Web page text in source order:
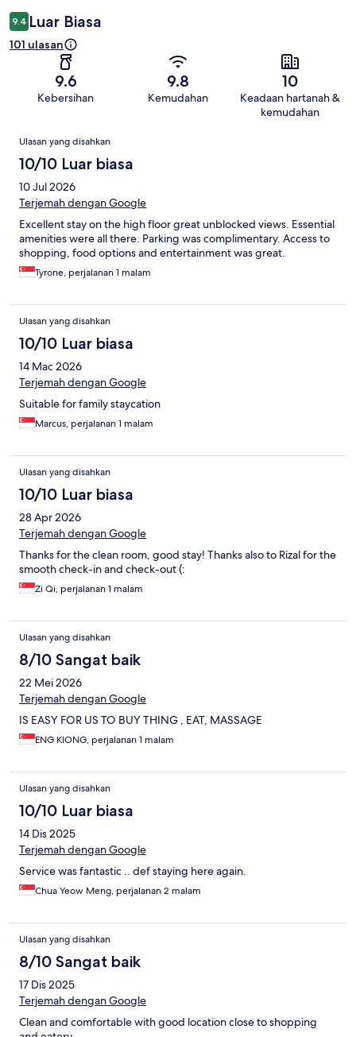
9.4 Luar Biasa
101 ulasan
9.6
Kebersihan
9.8
Kemudahan
10
Keadaan hartanah &
kemudahan
Ulasan
Ulasan yang disahkan
10/10 Luar biasa
10 Jul 2026
Terjemah dengan Google
Excellent stay on the high floor great unblocked views. Essential
amenities were all there. Parking was complimentary. Access to
shopping, food options and entertainment was great.
Tyrone, perjalanan 1 malam
Ulasan yang disahkan
10/10 Luar biasa
14 Mac 2026
Terjemah dengan Google
Suitable for family staycation
Marcus, perjalanan 1 malam
Ulasan yang disahkan
10/10 Luar biasa
28 Apr 2026
Terjemah dengan Google
Thanks for the clean room, good stay! Thanks also to Rizal for the
smooth check-in and check-out (:
Zi Qi, perjalanan 1 malam
Ulasan yang disahkan
8/10 Sangat baik
22 Mei 2026
Terjemah dengan Google
IS EASY FOR US TO BUY THING , EAT, MASSAGE
ENG KIONG, perjalanan 1 malam
Ulasan yang disahkan
10/10 Luar biasa
14 Dis 2025
Terjemah dengan Google
Service was fantastic .. def staying here again.
Chua Yeow Meng, perjalanan 2 malam
Ulasan yang disahkan
8/10 Sangat baik
17 Dis 2025
Terjemah dengan Google
Clean and comfortable with good location close to shopping